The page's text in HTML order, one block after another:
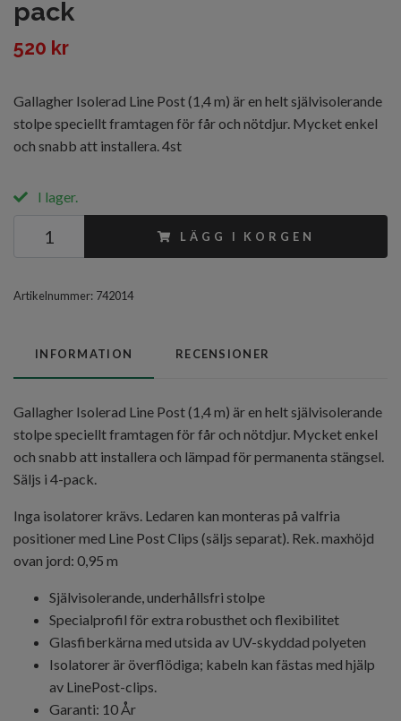
pack
520 kr
Gallagher Isolerad Line Post (1,4 m) är en helt självisolerande
stolpe speciellt framtagen för får och nötdjur. Mycket enkel
och snabb att installera. 4st
I lager.
LÄGG I KORGEN
Artikelnummer: 742014
INFORMATION RECENSIONER
Gallagher Isolerad Line Post (1,4 m) är en helt självisolerande
stolpe speciellt framtagen för får och nötdjur. Mycket enkel
och snabb att installera och lämpad för permanenta stängsel.
Säljs i 4-pack.
Inga isolatorer krävs. Ledaren kan monteras på valfria
positioner med Line Post Clips (säljs separat). Rek. maxhöjd
ovan jord: 0,95 m
Självisolerande, underhållsfri stolpe
Specialprofil för extra robusthet och flexibilitet
Glasfiberkärna med utsida av UV-skyddad polyeten
Isolatorer är överflödiga; kabeln kan fästas med hjälp
av LinePost-clips.
Garanti: 10 År